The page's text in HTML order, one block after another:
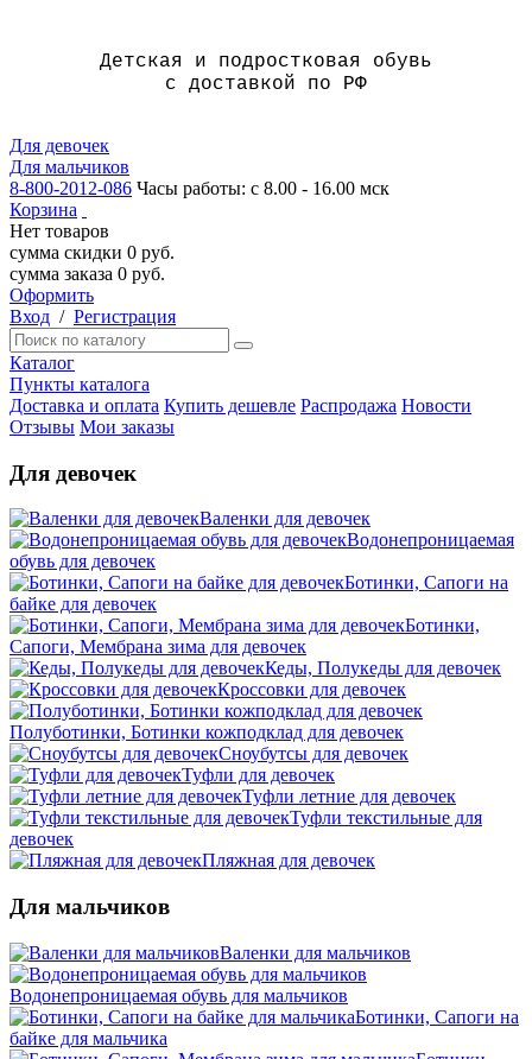
Детская и подростковая обувь
с доставкой по РФ
Для девочек
Для мальчиков
8-800-2012-086 Часы работы: с 8.00 - 16.00 мск
Корзина
Нет товаров
сумма скидки 0 руб.
сумма заказа 0 руб.
Оформить
Вход / Регистрация
Каталог
Пункты каталога
Доставка и оплата Купить дешевле Распродажа Новости
Отзывы Мои заказы
Для девочек
Валенки для девочек
Водонепроницаемая
обувь для девочек
Ботинки, Сапоги на
байке для девочек
Ботинки,
Сапоги, Мембрана зима для девочек
Кеды, Полукеды для девочек
Кроссовки для девочек
Полуботинки, Ботинки кожподклад для девочек
Сноубутсы для девочек
Туфли для девочек
Туфли летние для девочек
Туфли текстильные для
девочек
Пляжная для девочек
Для мальчиков
Валенки для мальчиков
Водонепроницаемая обувь для мальчиков
Ботинки, Сапоги на
байке для мальчика